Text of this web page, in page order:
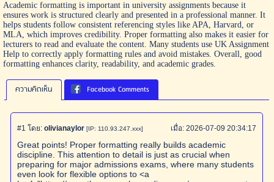
Academic formatting is important in university assignments because it
ensures work is structured clearly and presented in a professional manner. It
helps students follow consistent referencing styles like APA, Harvard, or
MLA, which improves credibility. Proper formatting also makes it easier for
lecturers to read and evaluate the content. Many students use UK Assignment
Helpto correctly apply formatting rules and avoid mistakes. Overall, good
formatting enhances clarity, readability, and academic grades.
ความคิดเห็น Facebook Comments
#1 โดย:olivianaylor [IP: 110.93.247.xxx] เมื่อ:2026-07-09 20:34:17
Great points! Proper formatting really builds academic
discipline. This attention to detail is just as crucial when
preparing for major admissions exams, where many students
even look for flexible options to <a